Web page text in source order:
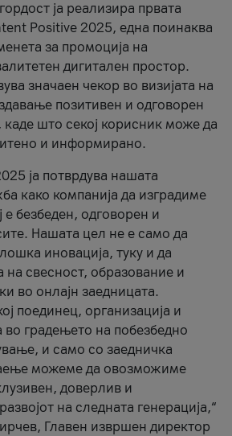
ја реализира првата
Positive 2025, една поинаква
за промоција на
дигитален простор.
значаен чекор во визијата на
позитивен и одговорен
каде што секој корисник може да
и информирано.
ја потврдува нашата
како компанија да изградиме
е безбеден, одговорен и
Нашата цел не е само да
иновација, туку и да
на свесност, образование и
во онлајн заедницата.
поединец, организација и
во градењето на побезбедно
и само со заедничка
можеме да овозможиме
доверлив и
на следната генерација,“
Главен извршен директор